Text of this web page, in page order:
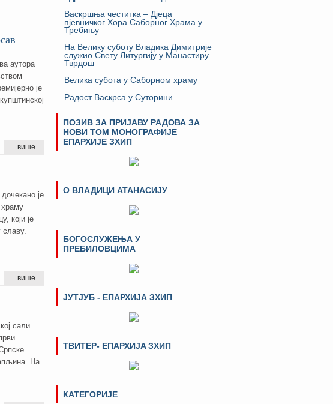
аутора
је
више
је
који је
славу.
више
сали
На
Васкршња честитка – Дјеца
пјевничког Хора Саборног Храма у
Требињу
На Велику суботу Владика Димитрије
служио Свету Литургију у Манастиру
Тврдош
Велика субота у Саборном храму
Радост Васкрса у Суторини
ПОЗИВ ЗА ПРИЈАВУ РАДОВА ЗА
НОВИ ТОМ МОНОГРАФИЈЕ
ЕПАРХИЈЕ ЗХИП
О ВЛАДИЦИ АТАНАСИЈУ
БОГОСЛУЖЕЊА У
ПРЕБИЛОВЦИМА
ЈУТЈУБ - ЕПАРХИЈА ЗХИП
ТВИТЕР- ЕПАРХИЈA ЗХИП
КАТЕГОРИЈЕ